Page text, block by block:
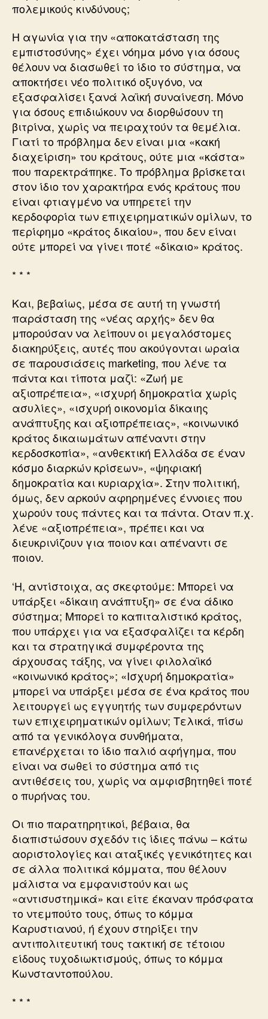
πολεμικούς κινδύνους;
Η αγωνία για την «αποκατάσταση της
εμπιστοσύνης» έχει νόημα μόνο για όσους
θέλουν να διασωθεί το ίδιο το σύστημα, να
αποκτήσει νέο πολιτικό οξυγόνο, να
εξασφαλίσει ξανά λαϊκή συναίνεση. Μόνο
για όσους επιδιώκουν να διορθώσουν τη
βιτρίνα, χωρίς να πειραχτούν τα θεμέλια.
Γιατί το πρόβλημα δεν είναι μια «κακή
διαχείριση» του κράτους, ούτε μια «κάστα»
που παρεκτράπηκε. Το πρόβλημα βρίσκεται
στον ίδιο τον χαρακτήρα ενός κράτους που
είναι φτιαγμένο να υπηρετεί την
κερδοφορία των επιχειρηματικών ομίλων, το
περίφημο «κράτος δικαίου», που δεν είναι
ούτε μπορεί να γίνει ποτέ «δίκαιο» κράτος.
* * *
Και, βεβαίως, μέσα σε αυτή τη γνωστή
παράσταση της «νέας αρχής» δεν θα
μπορούσαν να λείπουν οι μεγαλόστομες
διακηρύξεις, αυτές που ακούγονται ωραία
σε παρουσιάσεις marketing, που λένε τα
πάντα και τίποτα μαζί: «Ζωή με
αξιοπρέπεια», «ισχυρή δημοκρατία χωρίς
ασυλίες», «ισχυρή οικονομία δίκαιης
ανάπτυξης και αξιοπρέπειας», «κοινωνικό
κράτος δικαιωμάτων απέναντι στην
κερδοσκοπία», «ανθεκτική Ελλάδα σε έναν
κόσμο διαρκών κρίσεων», «ψηφιακή
δημοκρατία και κυριαρχία». Στην πολιτική,
όμως, δεν αρκούν αφηρημένες έννοιες που
χωρούν τους πάντες και τα πάντα. Οταν π.χ.
λένε «αξιοπρέπεια», πρέπει και να
διευκρινίζουν για ποιον και απέναντι σε
ποιον.
‘Η, αντίστοιχα, ας σκεφτούμε: Μπορεί να
υπάρξει «δίκαιη ανάπτυξη» σε ένα άδικο
σύστημα; Μπορεί το καπιταλιστικό κράτος,
που υπάρχει για να εξασφαλίζει τα κέρδη
και τα στρατηγικά συμφέροντα της
άρχουσας τάξης, να γίνει φιλολαϊκό
«κοινωνικό κράτος»; «Ισχυρή δημοκρατία»
μπορεί να υπάρξει μέσα σε ένα κράτος που
λειτουργεί ως εγγυητής των συμφερόντων
των επιχειρηματικών ομίλων; Τελικά, πίσω
από τα γενικόλογα συνθήματα,
επανέρχεται το ίδιο παλιό αφήγημα, που
είναι να σωθεί το σύστημα από τις
αντιθέσεις του, χωρίς να αμφισβητηθεί ποτέ
ο πυρήνας του.
Οι πιο παρατηρητικοί, βέβαια, θα
διαπιστώσουν σχεδόν τις ίδιες πάνω – κάτω
αοριστολογίες και αταξικές γενικότητες και
σε άλλα πολιτικά κόμματα, που θέλουν
μάλιστα να εμφανιστούν και ως
«αντισυστημικά» και είτε έκαναν πρόσφατα
το ντεμπούτο τους, όπως το κόμμα
Καρυστιανού, ή έχουν στηρίξει την
αντιπολιτευτική τους τακτική σε τέτοιου
είδους τυχοδιωκτισμούς, όπως το κόμμα
Κωνσταντοπούλου.
* * *